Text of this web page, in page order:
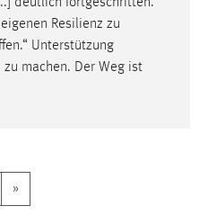
deutlich fortgeschritten.
Resilienz zu
.“ Unterstützung
machen. Der Weg ist
»